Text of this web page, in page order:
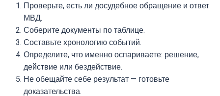
Проверьте, есть ли досудебное обращение и ответ
МВД.
Соберите документы по таблице.
Составьте хронологию событий.
Определите, что именно оспариваете: решение,
действие или бездействие.
Не обещайте себе результат — готовьте
доказательства.